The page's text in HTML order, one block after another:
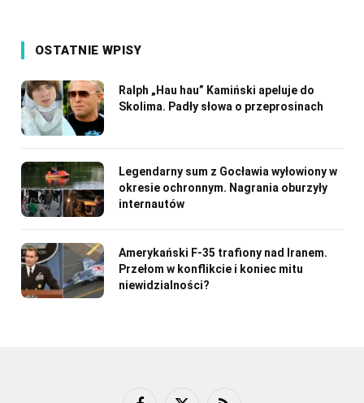
OSTATNIE WPISY
Ralph „Hau hau” Kamiński apeluje do
Skolima. Padły słowa o przeprosinach
Legendarny sum z Gocławia wyłowiony w
okresie ochronnym. Nagrania oburzyły
internautów
Amerykański F-35 trafiony nad Iranem.
Przełom w konflikcie i koniec mitu
niewidzialności?